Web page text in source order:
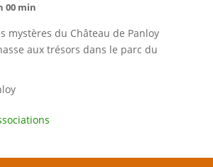
00 min
mystères du Château de Panloy
aux trésors dans le parc du